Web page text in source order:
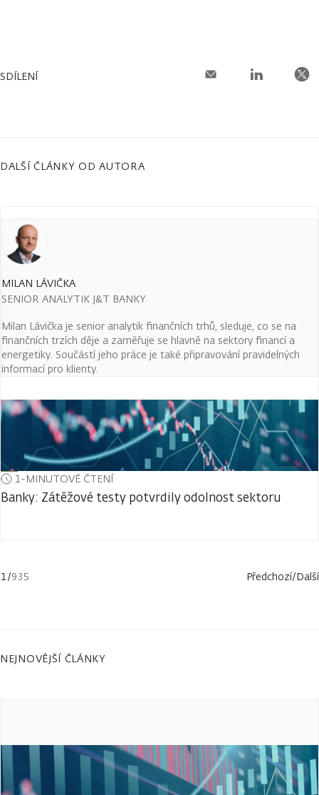
SDÍLENÍ
DALŠÍ ČLÁNKY OD AUTORA
MILAN LÁVIČKA
SENIOR ANALYTIK J&T BANKY
Milan Lávička je senior analytik finančních trhů, sleduje, co se na
finančních trzích děje a zaměřuje se hlavně na sektory financí a
energetiky. Součástí jeho práce je také připravování pravidelných
informací pro klienty.
1-MINUTOVÉ ČTENÍ
Banky: Zátěžové testy potvrdily odolnost sektoru
1/935 Předchozí/Další
NEJNOVĚJŠÍ ČLÁNKY